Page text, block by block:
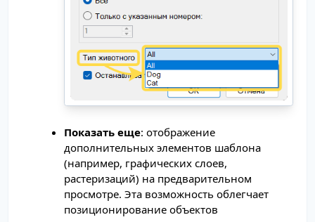
Показать еще: отображение
дополнительных элементов шаблона
(например, графических слоев,
растеризаций) на предварительном
просмотре. Эта возможность облегчает
позиционирование объектов